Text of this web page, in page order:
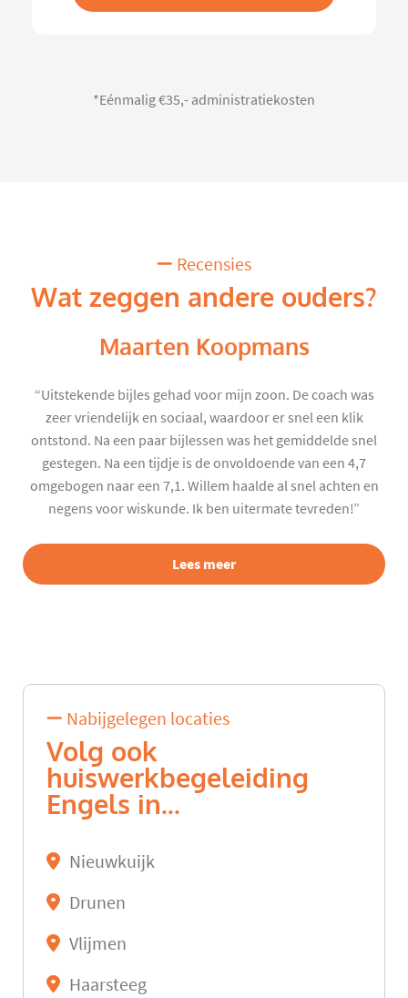
*Eénmalig €35,- administratiekosten
Recensies
Wat zeggen andere ouders?
Maarten Koopmans
“Uitstekende bijles gehad voor mijn zoon. De coach was
zeer vriendelijk en sociaal, waardoor er snel een klik
ontstond. Na een paar bijlessen was het gemiddelde snel
gestegen. Na een tijdje is de onvoldoende van een 4,7
omgebogen naar een 7,1. Willem haalde al snel achten en
negens voor wiskunde. Ik ben uitermate tevreden!”
Lees meer
Nabijgelegen locaties
Volg ook
huiswerkbegeleiding
Engels in...
Nieuwkuijk
Drunen
Vlijmen
Haarsteeg